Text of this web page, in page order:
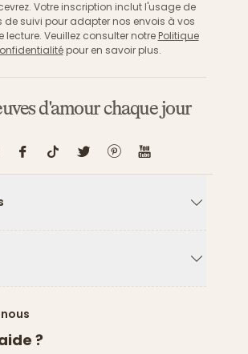
Votre inscription inclut l'usage de
de suivi pour adapter nos envois à vos
lecture. Veuillez consulter notre Politique
pour en savoir plus.
d'amour chaque jour
?